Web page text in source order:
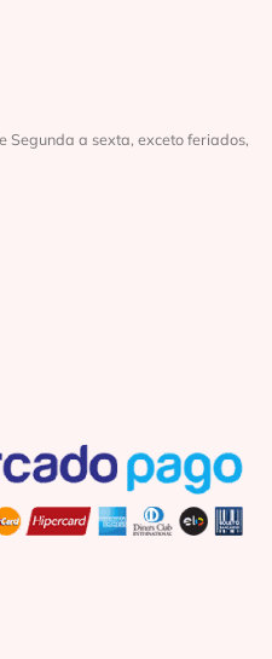
Segunda a sexta, exceto feriados,